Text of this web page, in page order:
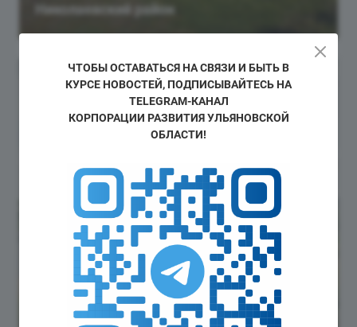
Николаевский район
ЧТОБЫ ОСТАВАТЬСЯ НА СВЯЗИ И БЫТЬ В
КУРСЕ НОВОСТЕЙ, ПОДПИСЫВАЙТЕСЬ НА
TELEGRAM-КАНАЛ
КОРПОРАЦИИ РАЗВИТИЯ УЛЬЯНОВСКОЙ
ОБЛАСТИ!